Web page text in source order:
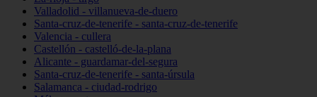
Valladolid - villanueva-de-duero
Santa-cruz-de-tenerife - santa-cruz-de-tenerife
Valencia - cullera
Castellón - castelló-de-la-plana
Alicante - guardamar-del-segura
Santa-cruz-de-tenerife - santa-úrsula
Salamanca - ciudad-rodrigo